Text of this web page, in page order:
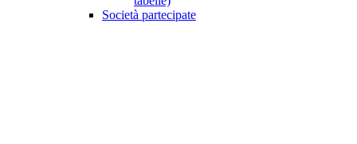
Società partecipate